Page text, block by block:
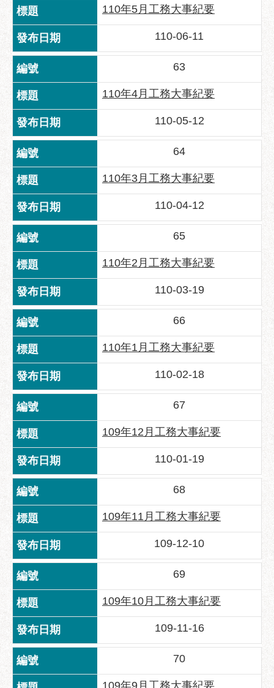
開
優
良
事
蹟
影
音
專
區
性
別
主
流
化
性
騷
擾
防
廉
政
園
地
便
民
服
務
道
路
挖
掘
資
訊
聯
合
發
包
中
心
獎
勵
補
110年5月工務大事紀要
110-06-11
63
110年4月工務大事紀要
110-05-12
64
110年3月工務大事紀要
110-04-12
65
110年2月工務大事紀要
110-03-19
66
110年1月工務大事紀要
110-02-18
67
109年12月工務大事紀要
110-01-19
68
109年11月工務大事紀要
109-12-10
69
109年10月工務大事紀要
109-11-16
70